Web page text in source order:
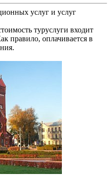
услуг и услуг
туруслуги входит
правило, оплачивается в